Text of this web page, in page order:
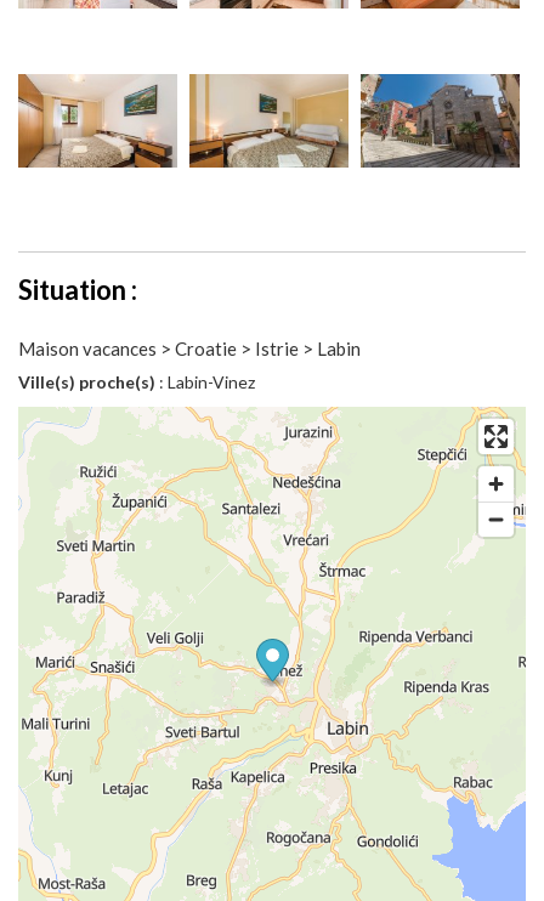
Situation :
Maison vacances > Croatie > Istrie > Labin
Ville(s) proche(s) : Labin-Vinez